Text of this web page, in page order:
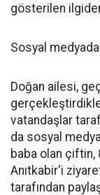
gösterilen
Sosyal
Doğan ailesi,
vatandaşlar
da sosyal
baba olan çiftin,
Anıtkabir'i
tarafından